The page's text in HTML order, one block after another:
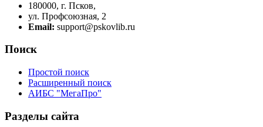
180000, г. Псков,
ул. Профсоюзная, 2
Email: support@pskovlib.ru
Поиск
Простой поиск
Расширенный поиск
АИБС "МегаПро"
Разделы сайта